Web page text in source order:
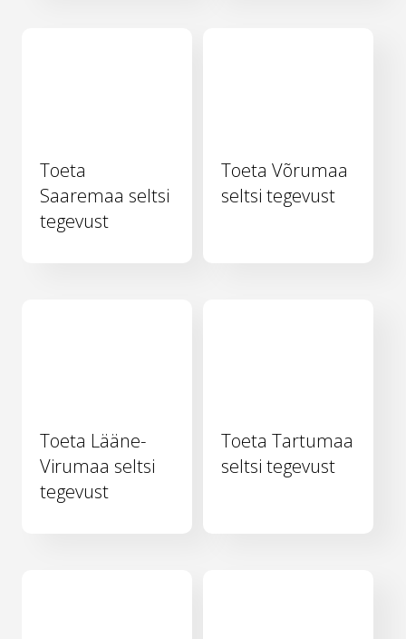
Toeta
Saaremaa seltsi
tegevust
Toeta Võrumaa
seltsi tegevust
Toeta Lääne-
Virumaa seltsi
tegevust
Toeta Tartumaa
seltsi tegevust